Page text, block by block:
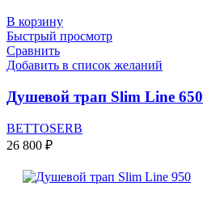
В корзину
Быстрый просмотр
Сравнить
Добавить в список желаний
Душевой трап Slim Line 650
BETTOSERB
26 800 ₽